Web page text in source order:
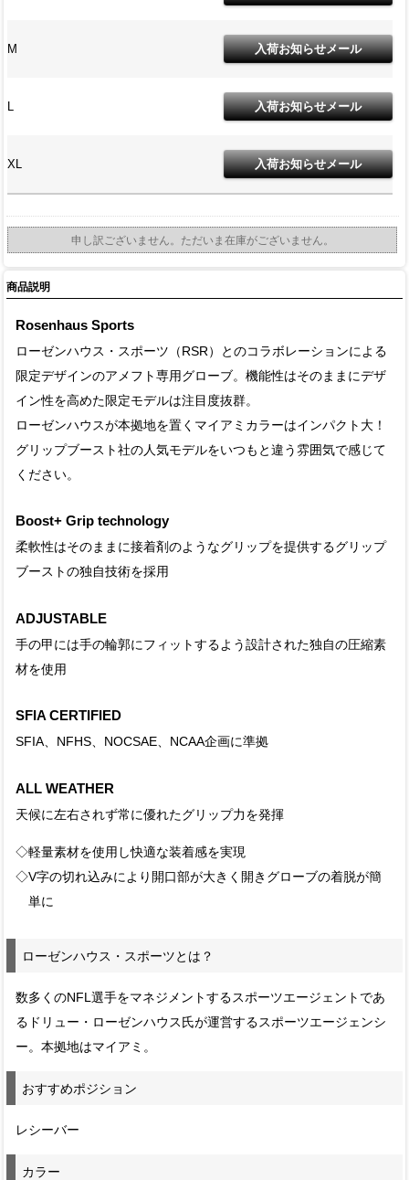
M
L
XL
申し訳ございません。ただいま在庫がございません。
商品説明
Rosenhaus Sports
ローゼンハウス・スポーツ（RSR）とのコラボレーションによる
限定デザインのアメフト専用グローブ。機能性はそのままにデザ
イン性を高めた限定モデルは注目度抜群。
ローゼンハウスが本拠地を置くマイアミカラーはインパクト大！
グリップブースト社の人気モデルをいつもと違う雰囲気で感じて
ください。
Boost+ Grip technology
柔軟性はそのままに接着剤のようなグリップを提供するグリップ
ブーストの独自技術を採用
ADJUSTABLE
手の甲には手の輪郭にフィットするよう設計された独自の圧縮素
材を使用
SFIA CERTIFIED
SFIA、NFHS、NOCSAE、NCAA企画に準拠
ALL WEATHER
天候に左右されず常に優れたグリップ力を発揮
◇軽量素材を使用し快適な装着感を実現
◇V字の切れ込みにより開口部が大きく開きグローブの着脱が簡
単に
ローゼンハウス・スポーツとは？
数多くのNFL選手をマネジメントするスポーツエージェントであ
るドリュー・ローゼンハウス氏が運営するスポーツエージェンシ
ー。本拠地はマイアミ。
おすすめポジション
レシーバー
カラー